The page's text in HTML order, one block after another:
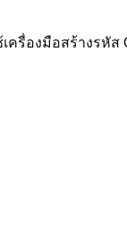
รื่องมือสร้างรหัส